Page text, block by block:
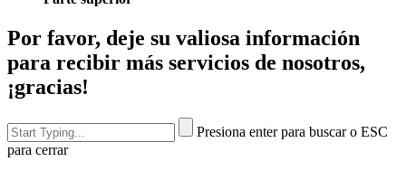
Por favor, deje su valiosa información
para recibir más servicios de nosotros,
¡gracias!
Presiona enter para buscar o ESC
para cerrar